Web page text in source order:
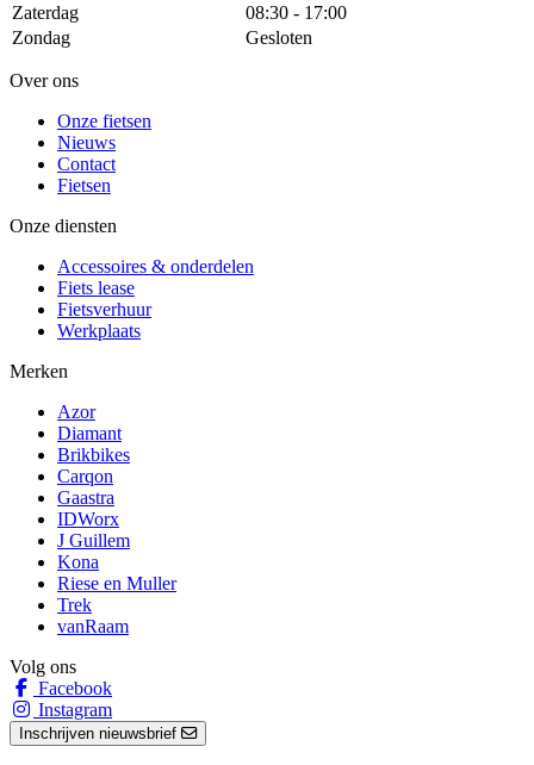
Zaterdag
08:30 - 17:00
Zondag
Gesloten
Over ons
Onze fietsen
Nieuws
Contact
Fietsen
Onze diensten
Accessoires & onderdelen
Fiets lease
Fietsverhuur
Werkplaats
Merken
Azor
Diamant
Brikbikes
Carqon
Gaastra
IDWorx
J Guillem
Kona
Riese en Muller
Trek
vanRaam
Volg ons
Facebook
Instagram
Inschrijven nieuwsbrief